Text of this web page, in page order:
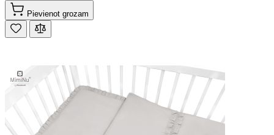
Pievienot grozam